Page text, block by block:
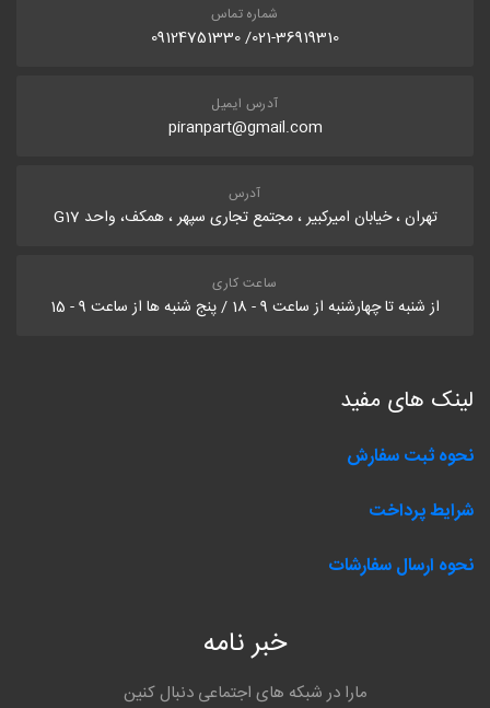
شماره تماس
021-36919310/ 09124751330
آدرس ایمیل
piranpart@gmail.com
آدرس
تهران ، خیابان امیرکبیر ، مجتمع تجاری سپهر ، همکف، واحد G17
ساعت کاری
از شنبه تا چهارشنبه از ساعت 9 - 18 / پنج شنبه ها از ساعت 9 - 15
لینک های مفید
نحوه ثبت سفارش
شرایط پرداخت
نحوه ارسال سفارشات
خبر نامه
مارا در شبکه های اجتماعی دنبال کنین